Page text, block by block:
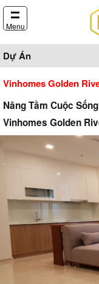
Menu
Dự Án
Vinhomes Golden
Nâng Tầm Cuộc
Vinhomes Golden